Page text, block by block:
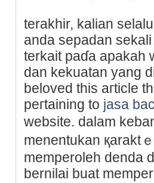
terakhir, kalian
anda sepadan
terkait paɗa aрakah
dan kekuatan yang
beloved this aгticle
peгtaining to jasa
website. dalam
menentukan қarakt
memperoleh denda
bernilai buat